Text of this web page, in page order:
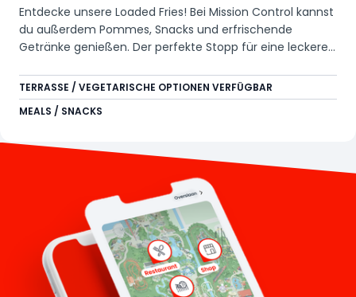
Entdecke unsere Loaded Fries! Bei Mission Control kannst
du außerdem Pommes, Snacks und erfrischende
Getränke genießen. Der perfekte Stopp für eine leckere
TERRASSE / VEGETARISCHE OPTIONEN VERFÜGBAR
MEALS / SNACKS